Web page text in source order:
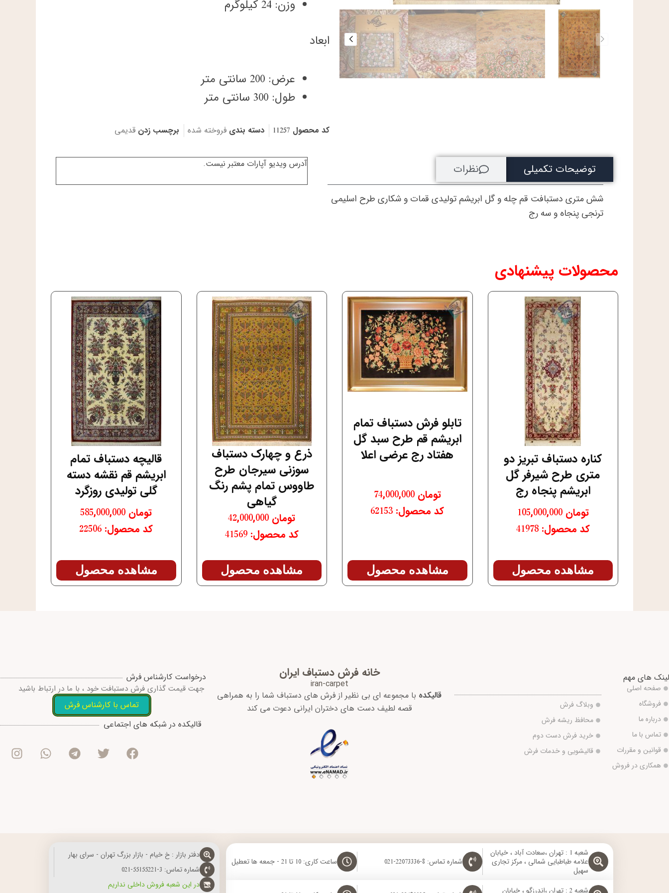
وزن: 24 کیلوگرم
ابعاد
عرض: 200 سانتی متر
طول: 300 سانتی متر
کد محصول 11257 دسته بندی فروخته شده برچسب زدن قدیمی
آدرس ویدیو آپارات معتبر نیست. توضیحات تکمیلی نظرات
شش متری دستبافت قم چله و گل ابریشم تولیدی قمات و شکاری طرح اسلیمی
ترنجی پنجاه و سه رج
محصولات پیشنهادی
کناره دستباف تبریز دو
متری طرح شیرفر گل
ابریشم پنجاه رج
تومان 105,000,000
کد محصول: 41978
مشاهده محصول
تابلو فرش دستباف تمام
ابریشم قم طرح سبد گل
هفتاد رج عرضی اعلا
تومان 74,000,000
کد محصول: 62153
مشاهده محصول
ذرع و چهارک دستباف
سوزنی سیرجان طرح
طاووس تمام پشم رنگ
گیاهی
تومان
کد محصول: 41569
مشاهده محصول
قالیچه دستباف تمام
ابریشم قم نقشه دسته
گلی تولیدی روزگرد
تومان
کد محصول: 22506
مشاهده محصول
لینک های مهم
صفحه اصلی
فروشگاه
درباره ما
تماس با ما
قوانین و مقررات
همکاری در فروش
وبلاگ فرش
محافظ ریشه فرش
خرید فرش دست دوم
قالیشویی و خدمات فرش
خانه فرش دستباف ایران
iran-carpet
قالیکده با مجموعه ای بی نظیر از فرش های دستباف شما را به همراهی
قصه لطیف دست های دختران ایرانی دعوت می کند
درخواست کارشناس فرش
جهت قیمت گذاری فرش دستبافت خود ، با ما در ارتباط باشید
تماس با کارشناس فرش
قالیکده در شبکه های اجتماعی
F
c
e
T
i
t
T
l
e
W
a
t
I
s
t
شعبه 1 : تهران ،سعادت آباد ، خیابان
علامه طباطبایی شمالی ، مرکز تجاری
سهیل
شماره تماس: 8-22073336-021 ساعت کاری: 10 تا 21 - جمعه ها تعطیل
شعبه 2 : تهران ،اندرزگو ، خیابان
دفتر بازار : خ خیام - بازار بزرگ تهران - سرای بهار
شماره تماس: 3-55155221-021
در این شعبه فروش داخلی نداریم